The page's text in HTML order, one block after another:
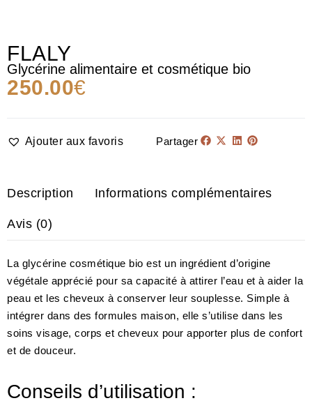
FLALY
Glycérine alimentaire et cosmétique bio
250.00€
Ajouter aux favoris Partager
Description Informations complémentaires
Avis (0)
La glycérine cosmétique bio est un ingrédient d’origine
végétale apprécié pour sa capacité à attirer l’eau et à aider la
peau et les cheveux à conserver leur souplesse. Simple à
intégrer dans des formules maison, elle s’utilise dans les
soins visage, corps et cheveux pour apporter plus de confort
et de douceur.
Conseils d’utilisation :